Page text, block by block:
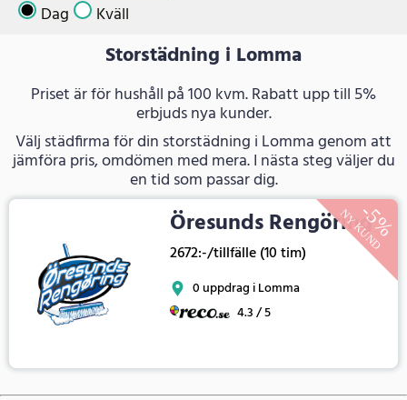
Dag Kväll
Storstädning i Lomma
Priset är för hushåll på 100 kvm. Rabatt upp till 5%
erbjuds nya kunder.
Välj städfirma för din storstädning i Lomma genom att
jämföra pris, omdömen med mera. I nästa steg väljer du
en tid som passar dig.
Öresunds Rengöring
2672:-/tillfälle (10 tim)
0 uppdrag i Lomma
4.3 / 5